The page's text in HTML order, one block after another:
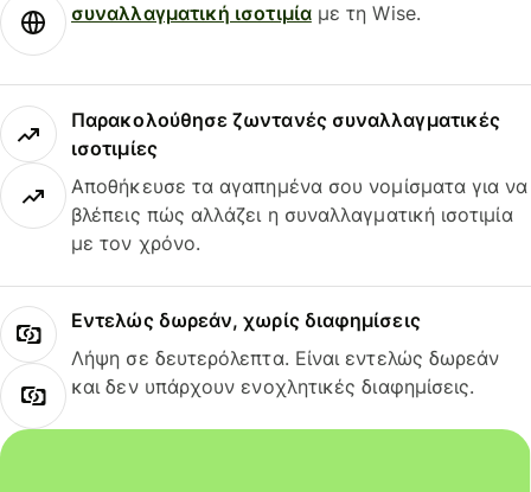
συναλλαγματική ισοτιμίαμε τη Wise.
Παρακολούθησε ζωντανές συναλλαγματικές
ισοτιμίες
Αποθήκευσε τα αγαπημένα σου νομίσματα για να
βλέπεις πώς αλλάζει η συναλλαγματική ισοτιμία
με τον χρόνο.
Εντελώς δωρεάν, χωρίς διαφημίσεις
Λήψη σε δευτερόλεπτα. Είναι εντελώς δωρεάν
και δεν υπάρχουν ενοχλητικές διαφημίσεις.